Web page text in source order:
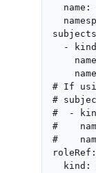
name:
-
# If
#
#  -
#
#
roleRef:
kind: